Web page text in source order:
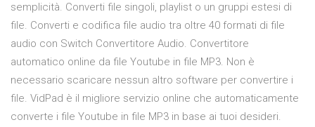
semplicità. Converti file singoli, playlist o un gruppi estesi di
file. Converti e codifica file audio tra oltre 40 formati di file
audio con Switch Convertitore Audio. Convertitore
automatico online da file Youtube in file MP3. Non è
necessario scaricare nessun altro software per convertire i
file. VidPad è il migliore servizio online che automaticamente
converte i file Youtube in file MP3 in base ai tuoi desideri.